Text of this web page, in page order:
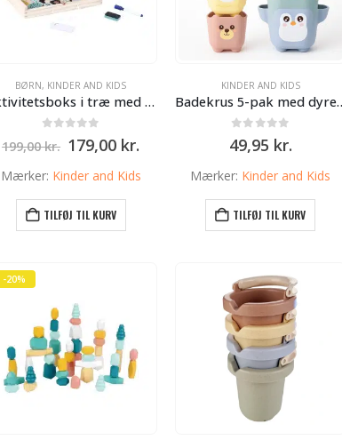
BØRN, KINDER AND KIDS
Aktivitetsboks i træ med magnetdyr, – Kinder and Kids
199,00kr. Den
oprindelige
pris
199,00 kr..
179,00 kr.
pris
Mærker: Kinder and Kids
TILFØJ TIL KURV
KINDER AND KIDS
Badekrus 5-pak med
ud af 5
49,95 kr.
Mærker: Kinder and Kids
TILFØJ TIL KURV
-20%